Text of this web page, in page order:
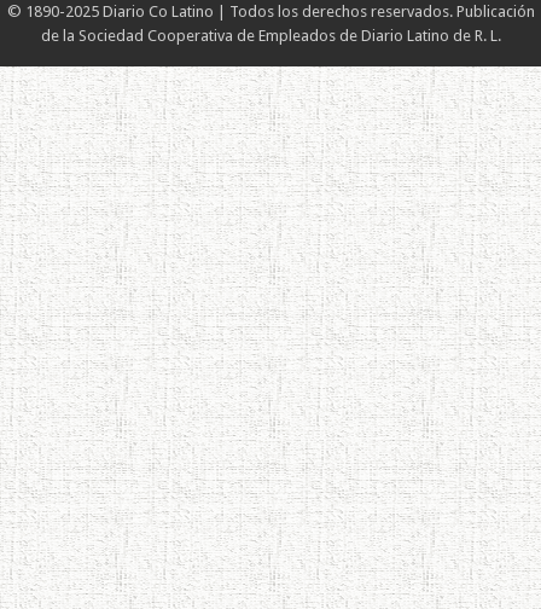
© 1890-2025 Diario Co Latino | Todos los derechos reservados. Publicación
de la Sociedad Cooperativa de Empleados de Diario Latino de R. L.